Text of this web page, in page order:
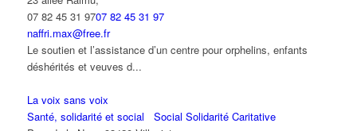
07 82 45 31 9707 82 45 31 97
naffri.max@free.fr
Le soutien et l’assistance d’un centre pour orphelins, enfants
déshérités et veuves d...
La voix sans voix
Santé, solidarité et social
Social Solidarité Caritative